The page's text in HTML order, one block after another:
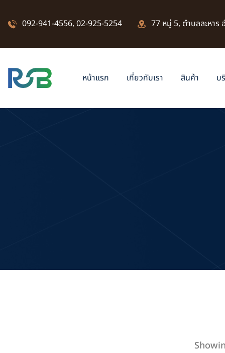
092-941-4556, 02-925-5254 77 หมู่ 5, ตำบลละหาร
หน้าแรก เกี่ยวกับเรา สินค้า บ